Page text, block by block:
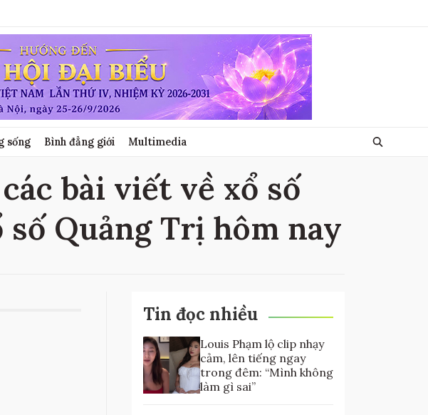
sống Bình đẳng giới Multimedia
bài viết về xổ số
Quảng Trị hôm nay
Tin đọc nhiều
Louis Phạm lộ clip nhạy
cảm, lên tiếng ngay
trong đêm: “Mình không
làm gì sai”